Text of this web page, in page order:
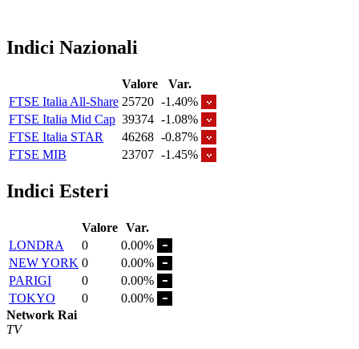
Indici Nazionali
Valore
Var.
FTSE Italia All-Share 25720 -1.40%
FTSE Italia Mid Cap 39374 -1.08%
FTSE Italia STAR
46268 -0.87%
FTSE MIB
23707 -1.45%
Indici Esteri
Valore Var.
LONDRA
0
0.00%
NEW YORK 0
0.00%
PARIGI
0
0.00%
TOKYO
0
0.00%
Network Rai
TV